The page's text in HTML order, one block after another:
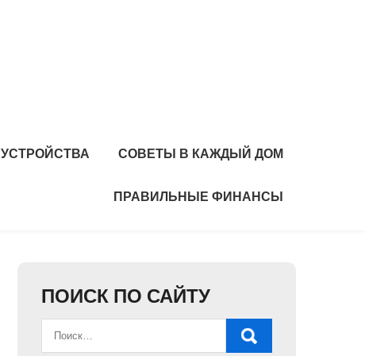
УСТРОЙСТВА СОВЕТЫ В КАЖДЫЙ ДОМ
ПРАВИЛЬНЫЕ ФИНАНСЫ
ПОИСК ПО САЙТУ